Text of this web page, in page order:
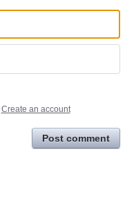
Create an account
Post comment